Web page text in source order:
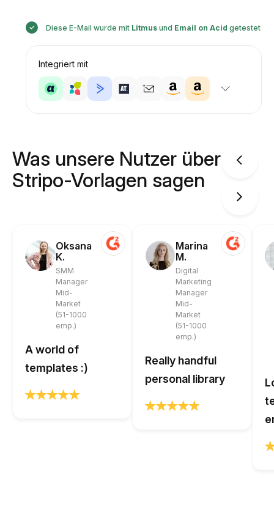
Diese E-Mail wurde mit Litmusund Email on Acid getestet
Integriert mit
Was unsere Nutzer über
Stripo-Vorlagen sagen
Oksana
K.
SMM
Manager
Mid-
Market
(51-1000
emp.)
A world of
templates :)
Marina
M.
Digital
Marketing
Manager
Mid-
Market
(51-1000
emp.)
Really handful
personal library